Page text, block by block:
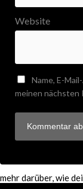
Website
Name, E-
meinen nächsten
Diese Website
mehr darüber, wie